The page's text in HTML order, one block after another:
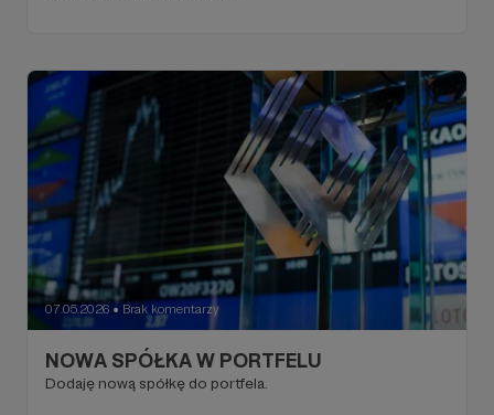
07.05.2026 ● Brak komentarzy
NOWA SPÓŁKA W PORTFELU
Dodaję nową spółkę do portfela.